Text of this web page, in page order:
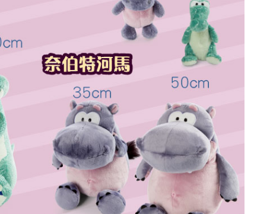
されます。AFTEEの個人情報の収集、処理、利用について、
AFTEE公式ホームページの『個人情報の収集、処理及び利
明』をご参照ください（ https://aftee.tw/privacypolicy/
AFTEEの初回ご利用の際に、審査を通過すれば、最高額が
なります。支払い期限を過ぎた場合、その金額に基づいて年
延滞納金が加算されます。未成年の利用者は、事前に法定代
後見人の同意を得ればAFTEEをご利用いただけます。
個人情報の処理、利用について疑問がある、または関連する
を行使したい場合は、ネットプロテクションズ
cs_tw@netprotections.co.jp
にご連絡ください。上記に示し
を、必要な購入注文書とあわせてAFTEEにご提供いただく、
AFTEEにあなたの個人情報の収集、処理、利用を許可するこ
意いただけない場合は、当サービスを選択しないでください